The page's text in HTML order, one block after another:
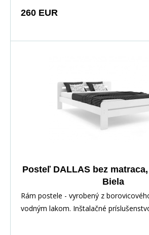
260 EUR
Posteľ DALLAS bez
Biela
Rám postele - vyrobený z
vodným lakom. Inštalačné